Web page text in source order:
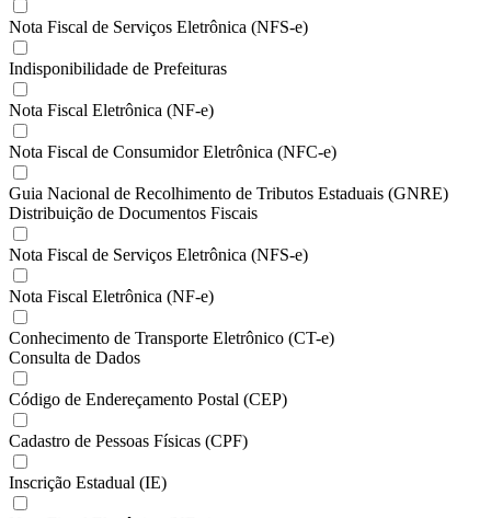
Nota Fiscal de Serviços Eletrônica (NFS-e)
Indisponibilidade de Prefeituras
Nota Fiscal Eletrônica (NF-e)
Nota Fiscal de Consumidor Eletrônica (NFC-e)
Guia Nacional de Recolhimento de Tributos Estaduais (GNRE)
Distribuição de Documentos Fiscais
Nota Fiscal de Serviços Eletrônica (NFS-e)
Nota Fiscal Eletrônica (NF-e)
Conhecimento de Transporte Eletrônico (CT-e)
Consulta de Dados
Código de Endereçamento Postal (CEP)
Cadastro de Pessoas Físicas (CPF)
Inscrição Estadual (IE)